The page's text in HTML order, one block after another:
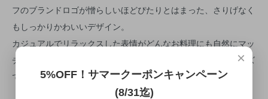
フのブランドロゴが憎らしいほどぴたりとはまった、さりげなく
もしっかりかわいいデザイン。
カジュアルでリラックスした表情がどんなお料理にも自然にマッ
チして、明るく楽しい気持ちでお食事できるおすすめのシリーズ
です。
×
5%OFF！サマークーポンキャンペーン
(8/31迄)